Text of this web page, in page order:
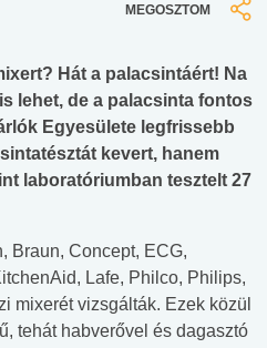
MEGOSZTOM
Hát a palacsintáért! Na
lehet, de a palacsinta fontos
Egyesülete legfrissebb
kevert, hanem
laboratóriumban tesztelt 27
Braun, Concept, ECG,
Lafe, Philco, Philips,
mixerét vizsgálták. Ezek közül
tehát habverővel és dagasztó